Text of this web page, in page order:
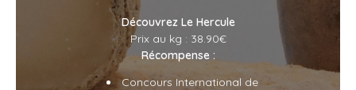
Découvrez Le Hercule
Prix au kg : 38.90€
Récompense :
Concours International de